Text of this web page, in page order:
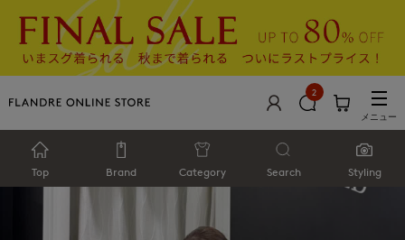
2
メニュー
Top Brand Category Search Styling